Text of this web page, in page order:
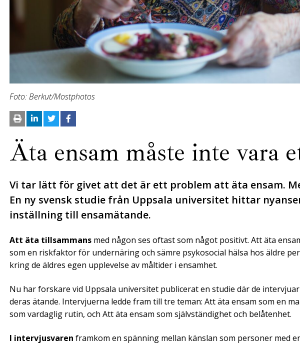
Foto: Berkut/Mostphotos
Äta ensam måste inte vara
Vi tar lätt för givet att det är ett problem att äta ensam.
En ny svensk studie från Uppsala universitet hittar
inställning till ensamätande.
Att äta tillsammans med någon ses oftast som något positivt. Att äta
som en riskfaktor för undernäring och sämre psykosocial hälsa hos äldre
kring de äldres egen upplevelse av måltider i ensamhet.
Nu har forskare vid Uppsala universitet publicerat en studie där de
deras ätande. Intervjuerna ledde fram till tre teman: Att äta ensam som en
som vardaglig rutin, och Att äta ensam som självständighet och belåtenhet.
I intervjusvaren framkom en spänning mellan känslan som personer med